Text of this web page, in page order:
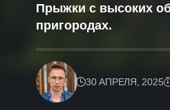
Прыжки с высоких
пригородах.
30 АПРЕЛЯ, 2025